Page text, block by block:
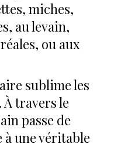
miches,
au levain,
ou aux
sublime les
travers le
passe de
à une véritable